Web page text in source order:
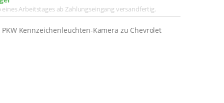
Arbeitstages ab Zahlungseingang versandfertig.
Kennzeichenleuchten-Kamera zu Chevrolet